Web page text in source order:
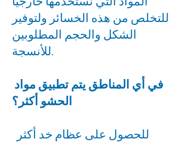
للتخلص من هذه الخسائر ولتوفير
الشكل والحجم المطلوبين
للأنسجة.
في أي المناطق يتم تطبيق مواد
الحشو أكثر؟